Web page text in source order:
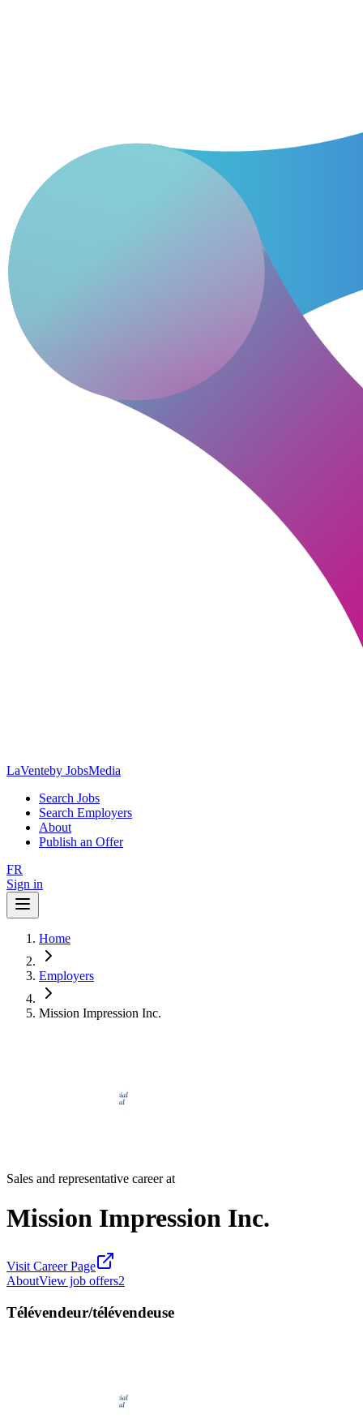
LaVenteby JobsMedia
Search Jobs
Search Employers
About
Publish an Offer
FR
Sign in
Home
Employers
Mission Impression Inc.
Sales and representative career at
Mission Impression Inc.
Visit Career Page
AboutView job offers2
Télévendeur/télévendeuse